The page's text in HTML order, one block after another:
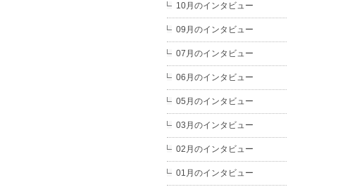
10月のインタビュー
09月のインタビュー
07月のインタビュー
06月のインタビュー
05月のインタビュー
03月のインタビュー
02月のインタビュー
01月のインタビュー